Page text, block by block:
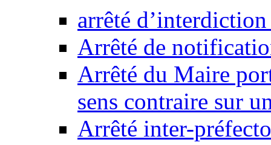
arrêté
Arrêté de
Arrêté du Maire
sens contraire sur
Arrêté inter-